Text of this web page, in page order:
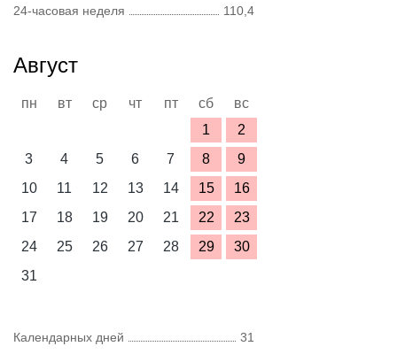
24-часовая неделя
110,4
Август
пн вт ср чт пт сб
вс
1
2
3
4 5 6 7 8
9
10
11 12 13 14 15
16
17
18 19 20 21 22
23
24
25 26 27 28 29
30
31
Календарных дней
31